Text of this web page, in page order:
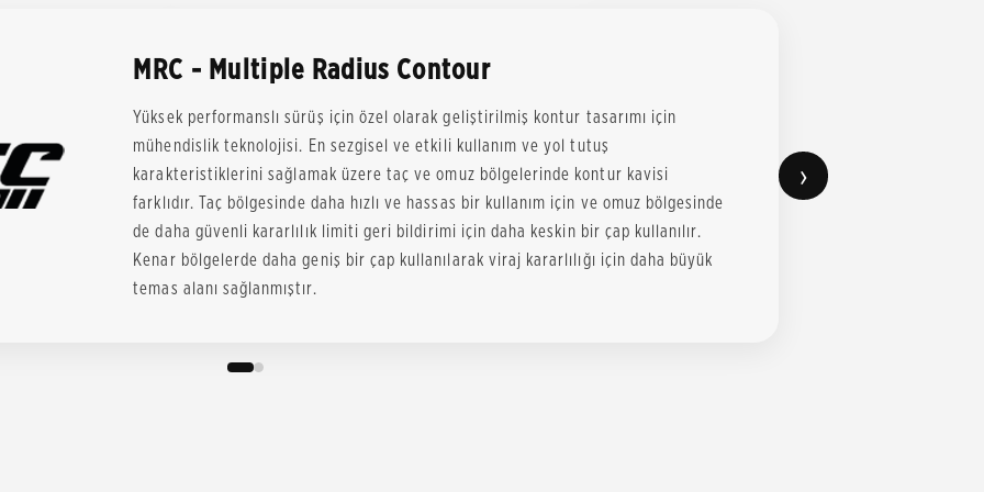
MRC - Multiple Radius Contour
Yüksek performanslı sürüş için özel olarak geliştirilmiş kontur tasarımı için
mühendislik teknolojisi. En sezgisel ve etkili kullanım ve yol tutuş
karakteristiklerini sağlamak üzere taç ve omuz bölgelerinde kontur kavisi
farklıdır. Taç bölgesinde daha hızlı ve hassas bir kullanım için ve omuz bölgesinde
de daha güvenli kararlılık limiti geri bildirimi için daha keskin bir çap kullanılır.
Kenar bölgelerde daha geniş bir çap kullanılarak viraj kararlılığı için daha büyük
temas alanı sağlanmıştır.
›